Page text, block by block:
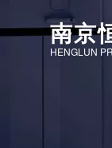
南京
HENGLUN